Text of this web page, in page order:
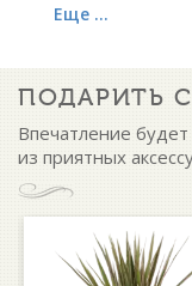
Еще ...
ПОДАРИТЬ
Впечатление
из приятных